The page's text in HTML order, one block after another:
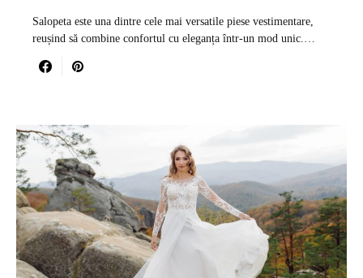
Salopeta este una dintre cele mai versatile piese vestimentare,
reușind să combine confortul cu eleganța într-un mod unic.…